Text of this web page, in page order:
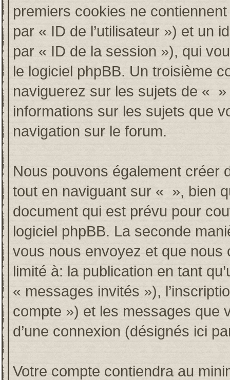
premiers cookies ne
par « ID de l’utilisateur ») et un
par « ID de la session »), qui
le logiciel phpBB. Un troisième
naviguerez sur les sujets de «
informations sur les sujets que
navigation sur le forum.
Nous pouvons également créer
tout en naviguant sur « », bien
document qui est prévu pour
logiciel phpBB. La seconde
vous nous envoyez et que nous
limité à: la publication en tant
« messages invités »),
compte ») et les messages que
d’une connexion (désignés ici
Votre compte contiendra au